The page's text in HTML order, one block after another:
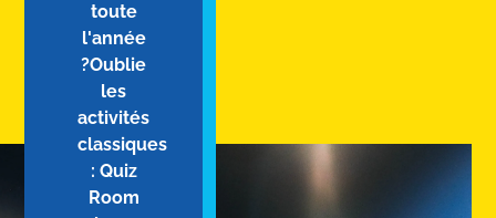
toute
l'année
?Oublie
les
activités
classiques
: Quiz
Room